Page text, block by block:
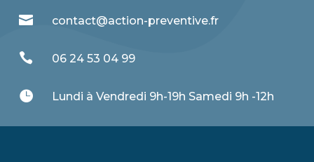
 contact@action-preventive.fr
 06 24 53 04 99
 Lundi à Vendredi 9h-19h Samedi 9h -12h